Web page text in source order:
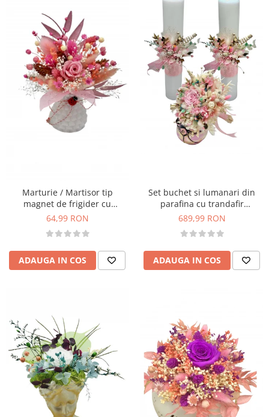
Marturie / Martisor tip
magnet de frigider cu
trandafir criogenat si plante
64,99 RON
ADAUGA IN COS
Set buchet si lumanari din
parafina cu trandafir
criogenat si plante naturale
689,99 RON
ADAUGA IN COS